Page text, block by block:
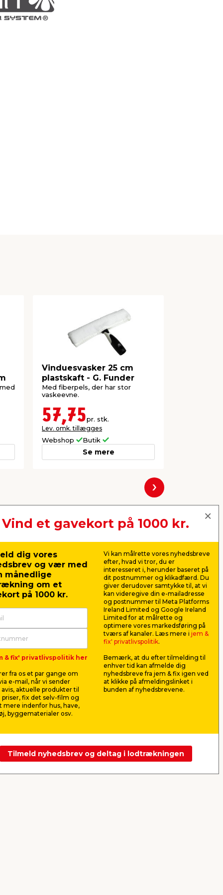
Vinduesvasker 25 cm
plastskaft - G. Funder
Med fiberpels, der har stor
vaskeevne.
57,75pr. stk.
Lev. omk. tillægges
Webshop Butik
Se mere
Næste
Plast1 plastboks m/låg
klar - BoxOne 80
Til opbevaring i hjemmet.
Fremstillet af klar plast. Mål: L57,5
69,00 pr. stk.
Lev. omk. tillægges
Webshop
Senior
genstande,
eller
Lev. omk.
Vind et gavekort på 1000 kr.
dig vores
og vær med
månedlige
om et
på 1000 kr.
& fix' privatlivspolitik her
fra os et par gange om
e-mail, når vi sender
aktuelle produkter til
priser, fix det selv-film og
mere indenfor hus, have,
byggematerialer osv.
Vi kan målrette vores nyhedsbreve
efter, hvad vi tror, du er
interesseret i, herunder baseret på
dit postnummer og klikadfærd. Du
giver derudover samtykke til, at vi
kan videregive din e-mailadresse
og postnummer til Meta Platforms
Ireland Limited og Google Ireland
Limited for at målrette og
optimere vores markedsføring på
tværs af kanaler. Læs mere i jem &
fix' privatlivspolitik.
Bemærk, at du efter tilmelding til
enhver tid kan afmelde dig
nyhedsbreve fra jem & fix igen ved
at klikke på afmeldingslinket i
bunden af nyhedsbrevene.
Tilmeld nyhedsbrev og deltag i lodtrækningen